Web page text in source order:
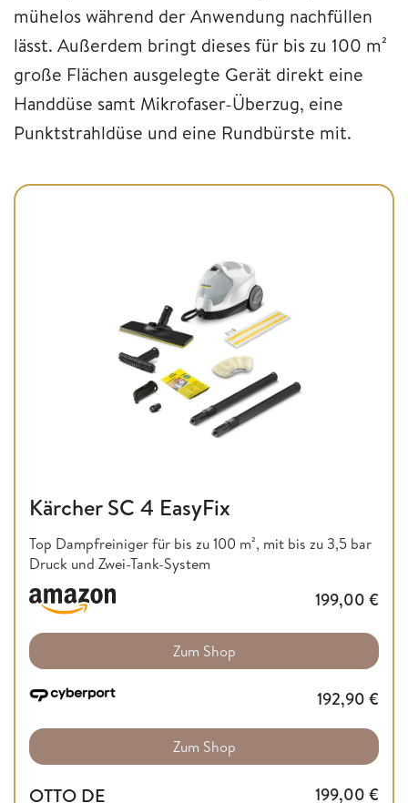
mühelos während der Anwendung nachfüllen
lässt. Außerdem bringt dieses für bis zu 100 m²
große Flächen ausgelegte Gerät direkt eine
Handdüse samt Mikrofaser-Überzug, eine
Punktstrahldüse und eine Rundbürste mit.
Kärcher SC 4 EasyFix
Top Dampfreiniger für bis zu 100 m², mit bis zu 3,5 bar
Druck und Zwei-Tank-System
199,00 €
Zum Shop
192,90 €
Zum Shop
OTTO DE 199,00 €